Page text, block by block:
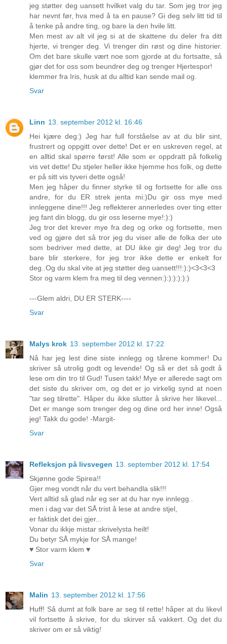
jeg støtter deg uansett hvilket valg du tar. Som jeg tror jeg
har nevnt før, hva med å ta en pause? Gi deg selv litt tid til
å tenke på andre ting, og bare la den hvile litt.
Men mest av alt vil jeg si at de skattene du deler fra ditt
hjerte, vi trenger deg. Vi trenger din røst og dine historier.
Om det bare skulle vært noe som gjorde at du fortsatte, så
gjør det for oss som beundrer deg og trenger Hjertespor!
klemmer fra Iris, husk at du alltid kan sende mail og.
Svar
Linn 13. september 2012 kl. 16:46
Hei kjære deg:) Jeg har full forståelse av at du blir sint,
frustrert og oppgitt over dette! Det er en uskreven regel, at
en alltid skal spørre først! Alle som er oppdratt på folkelig
vis vet dette! Du stjeler heller ikke hjemme hos folk, og dette
er på sitt vis tyveri dette også!
Men jeg håper du finner styrke til og fortsette for alle oss
andre, for du ER strek jenta mi:)Du gir oss mye med
innleggene dine!!! Jeg reflekterer annerledes over ting etter
jeg fant din blogg, du gir oss leserne mye!:):)
Jeg tror det krever mye fra deg og orke og fortsette, men
ved og gjøre det så tror jeg du viser alle de folka der ute
som bedriver med dette, at DU ikke gir deg! Jeg tror du
bare blir sterkere, for jeg tror ikke dette er enkelt for
deg..Og du skal vite at jeg støtter deg uansett!!!:):)<3<3<3
Stor og varm klem fra meg til deg vennen:):):):):):)
---Glem aldri, DU ER STERK----
Svar
Malys krok 13. september 2012 kl. 17:22
Nå har jeg lest dine siste innlegg og tårene kommer! Du
skriver så utrolig godt og levende! Og så er det så godt å
lese om din tro til Gud! Tusen takk! Mye er allerede sagt om
det siste du skriver om, og det er jo virkelig synd at noen
"tar seg tilrette". Håper du ikke slutter å skrive her likevel...
Det er mange som trenger deg og dine ord her inne! Også
jeg! Takk du gode! -Margit-
Svar
Refleksjon på livsvegen 13. september 2012 kl. 17:54
Skjønne gode Spirea!!
Gjer meg vondt når du vert behandla slik!!!
Vert alltid så glad når eg ser at du har nye innlegg..
men i dag var det SÅ trist å lese at andre stjel,
er faktisk det dei gjer...
Vonar du ikkje mistar skrivelysta heilt!
Du betyr SÅ mykje for SÅ mange!
♥ Stor varm klem ♥
Svar
Malin 13. september 2012 kl. 17:56
Huff! Så dumt at folk bare ar seg til rette! håper at du likevl
vil fortsette å skrive, for du skirver så vakkert. Og det du
skriver om er så viktig!